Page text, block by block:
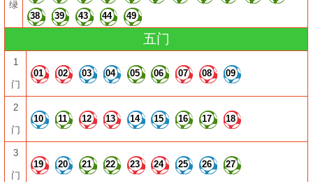
绿
38 39 43 44 49
五门
1
门
01 02 03 04 05 06 07 08 09
2
门
10 11 12 13 14 15 16 17 18
3
门
19 20 21 22 23 24 25 26 27